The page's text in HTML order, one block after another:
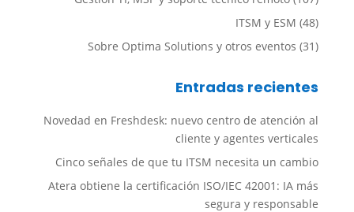
ITSM y ESM (48)
Sobre Optima Solutions y otros eventos (31)
Entradas recientes
Novedad en Freshdesk: nuevo centro de atención al
cliente y agentes verticales
Cinco señales de que tu ITSM necesita un cambio
Atera obtiene la certificación ISO/IEC 42001: IA más
segura y responsable